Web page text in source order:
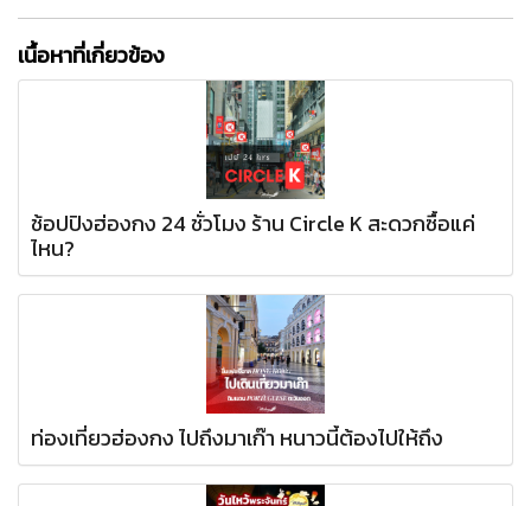
เนื้อหาที่เกี่ยวข้อง
ช้อปปิงฮ่องกง 24 ชั่วโมง ร้าน Circle K สะดวกซื้อแค่
ไหน?
ท่องเที่ยวฮ่องกง ไปถึงมาเก๊า หนาวนี้ต้องไปให้ถึง